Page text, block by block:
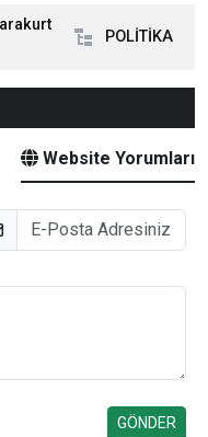
POLİTİKA
Website Yorumları